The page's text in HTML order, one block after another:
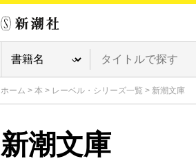
ホーム > 本 > レーベル・シリーズ一覧 > 新潮文庫
新潮文庫